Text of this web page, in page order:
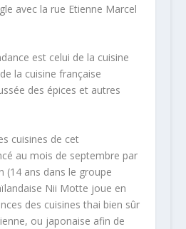
avec la rue Etienne Marcel
est celui de la cuisine
la cuisine française
des épices et autres
cuisines de cet
au mois de septembre par
(14 ans dans le groupe
Nii Motte joue en
des cuisines thai bien sûr
ou japonaise afin de